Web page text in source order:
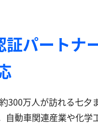
パートナ
300万人が訪れる七夕
自動車関連産業や化学